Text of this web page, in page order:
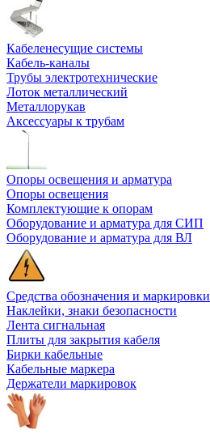
Кабеленесущие системы
Кабель-каналы
Трубы электротехнические
Лоток металлический
Металлорукав
Аксессуары к трубам
Опоры освещения и арматура
Опоры освещения
Комплектующие к опорам
Оборудование и арматура для СИП
Оборудование и арматура для ВЛ
Средства обозначения и маркировки
Наклейки, знаки безопасности
Лента сигнальная
Плиты для закрытия кабеля
Бирки кабельные
Кабельные маркера
Держатели маркировок